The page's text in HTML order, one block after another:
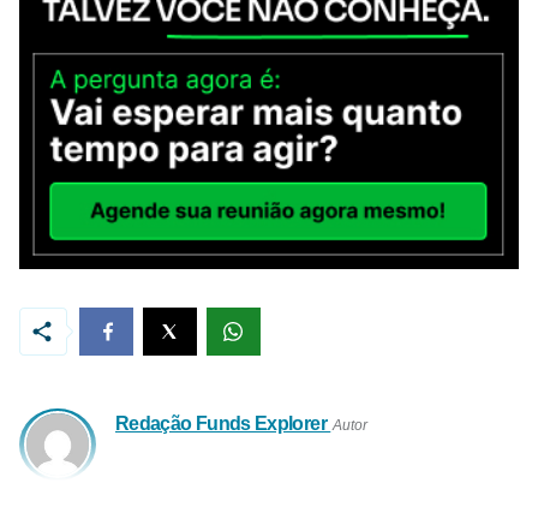
Redação Funds Explorer Autor